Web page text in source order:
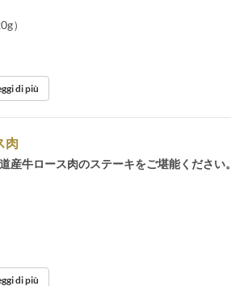
）
1 ~di più
肉
牛ロース肉のステーキをご堪能ください。
1 ~di più